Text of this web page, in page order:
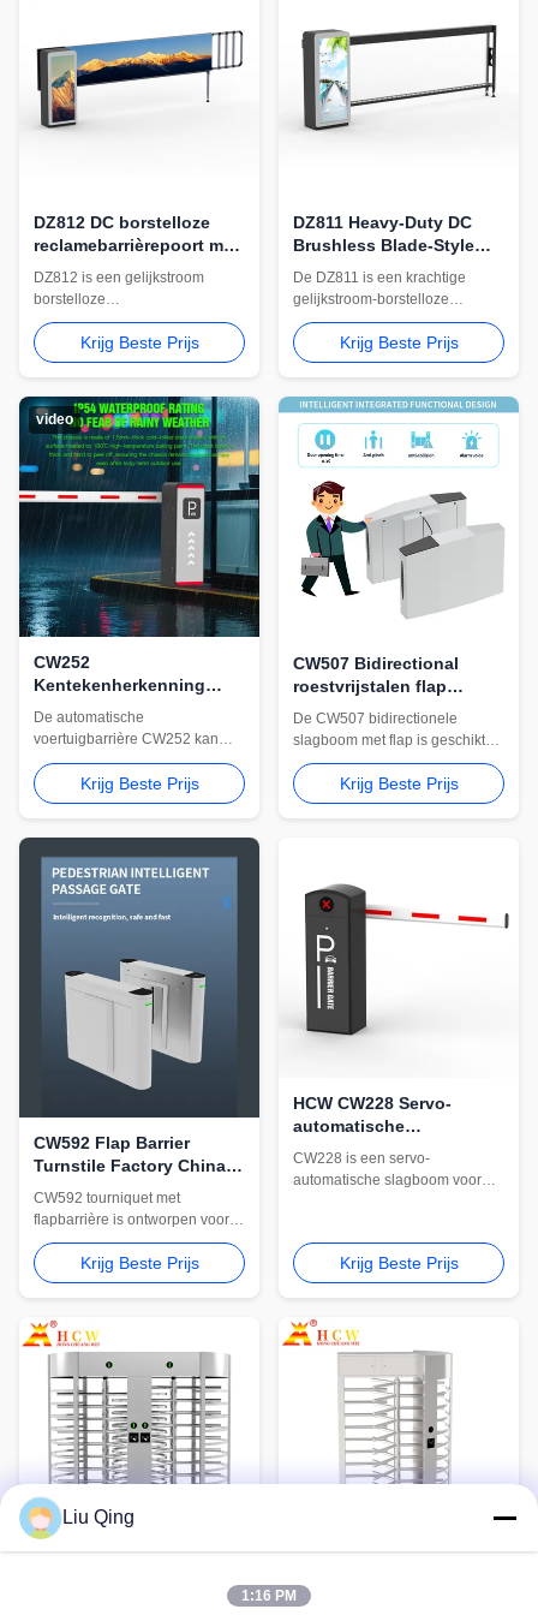
DZ812 DC borstelloze
reclamebarrièrepoort met
stofframe
DZ812 is een gelijkstroom
borstelloze
reclamebarrièrepoort met een
stoffen frame, een motor van
150 W, een instelbare snelheid
3580-4780 mm, vervangbare
reclamedisplays, instelbare
obstakelterugslag en optionele
uitschakelarmheffing.
Krijg Beste Prijs
DZ811 Heavy-Duty DC
Brushless Blade-Style
Advertising Barrier Gate
De DZ811 is een krachtige
gelijkstroom-borstelloze
reclamebarrièrepoort met blad,
een motor van 200 W, instelbare
snelheid van 3-6 s, armopties
obstakelterugslag, vertraagde
sluiting en optionele
supercondensator-
uitschakelarmheffing.
Krijg Beste Prijs
video
CW252
Kentekenherkenning
Parkeerslagboomsysteem
De automatische
voertuigbarrière CW252 kan
worden geïntegreerd met
kentekenherkenning,
parkeerbeheer en RFID-
en gecontroleerde
voertuigingangen.
Krijg Beste Prijs
CW507 Bidirectional
roestvrijstalen flap
barrièrepoort voor
toegang tot luchthavens
De CW507 bidirectionele
slagboom met flap is geschikt
voor luchthavens, datacentra en
beveiligde openbare ingangen.
Roestvrijstalen constructie en
Krijg Beste Prijs
CW592 Flap Barrier
Turnstile Factory China
voor toegangscontrole
van kantoorgebouwen
CW592 tourniquet met
flapbarrière is ontworpen voor
kantoorgebouwen en
gecontroleerde
voetgangersingangen. Het
intrekbare vleugelbarrières en
integratie met
toegangscontrolesystemen.
Krijg Beste Prijs
HCW CW228 Servo-
automatische
barrièrepoort voor
CW228 is een servo-
automatische slagboom voor
over een servomotor van 200 W,
instelbare snelheid van 1 ~ 3 s /
3 ~ 6 s, IP54-bescherming, anti-
duurzame kast van 340 * 280 *
1063 mm.
Krijg Beste Prijs
HCW CW801 Toren met
volle hoogte voor
Liu Qing
1:16 PM